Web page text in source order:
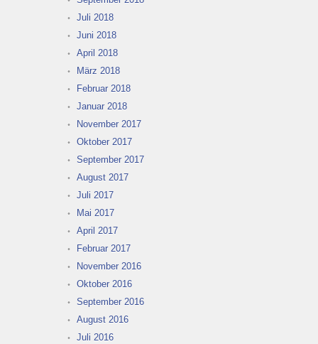
Juli 2018
Juni 2018
April 2018
März 2018
Februar 2018
Januar 2018
November 2017
Oktober 2017
September 2017
August 2017
Juli 2017
Mai 2017
April 2017
Februar 2017
November 2016
Oktober 2016
September 2016
August 2016
Juli 2016